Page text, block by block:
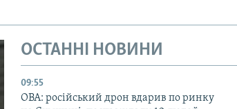
ОСТАННІ НОВИНИ
09:55
ОВА: російський дрон вдарив по ринку